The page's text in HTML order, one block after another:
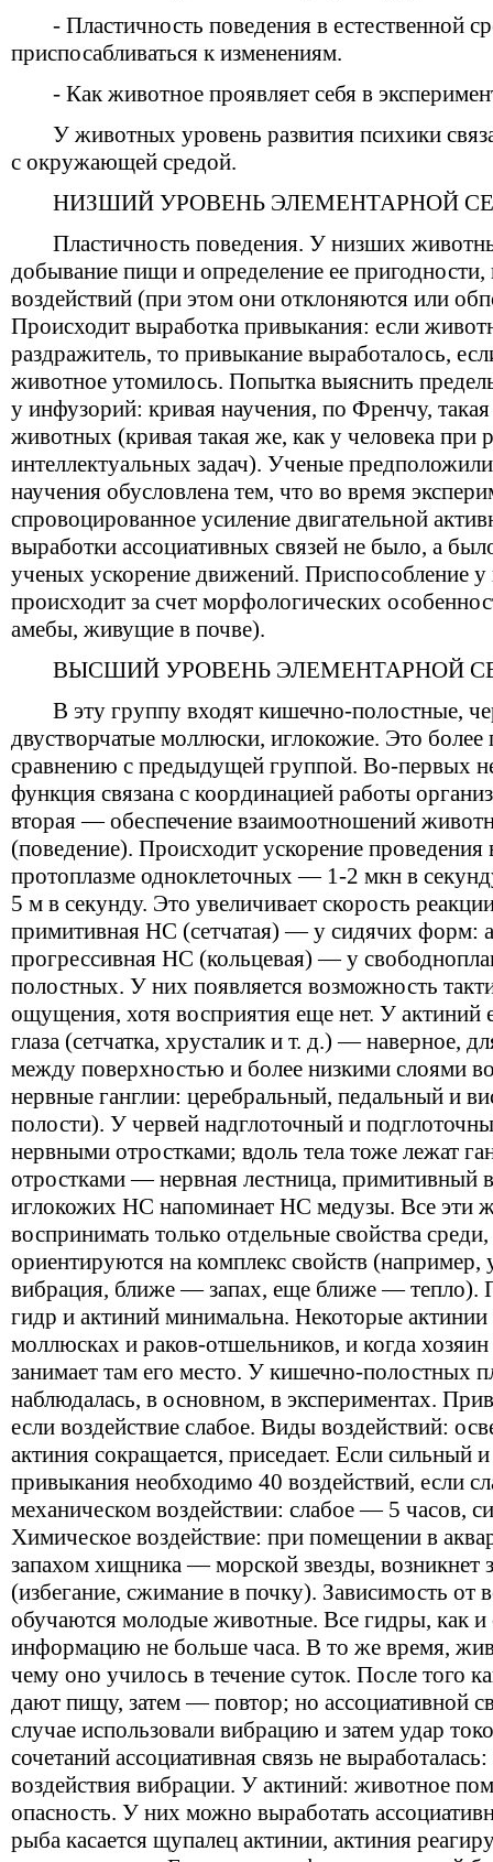
- Пластичность поведения в естественной
приспосабливаться к изменениям.
- Как животное проявляет себя в
У животных уровень развития психики
с окружающей средой.
НИЗШИЙ УРОВЕНЬ ЭЛЕМЕНТАРНОЙ
Пластичность поведения. У низших
добывание пищи и определение ее пригодности,
воздействий (при этом они отклоняются или
Происходит выработка привыкания: если
раздражитель, то привыкание выработалось,
животное утомилось. Попытка выяснить
у инфузорий: кривая научения, по Френчу,
животных (кривая такая же, как у человека при
интеллектуальных задач). Ученые
научения обусловлена тем, что во время
спровоцированное усиление двигательной
выработки ассоциативных связей не было, а
ученых ускорение движений. Приспособление
происходит за счет морфологических
амебы, живущие в почве).
ВЫСШИЙ УРОВЕНЬ ЭЛЕМЕНТАРНОЙ
В эту группу входят кишечно-полостные,
двустворчатые моллюски, иглокожие. Это
сравнению с предыдущей группой. Во-первых
функция связана с координацией работы
вторая — обеспечение взаимоотношений
(поведение). Происходит ускорение
протоплазме одноклеточных — 1-2 мкн в
5 м в секунду. Это увеличивает скорость
примитивная НС (сетчатая) — у сидячих форм:
прогрессивная НС (кольцевая) — у
полостных. У них появляется возможность
ощущения, хотя восприятия еще нет. У актиний
глаза (сетчатка, хрусталик и т. д.) — наверное,
между поверхностью и более низкими слоями
нервные ганглии: церебральный, педальный и
полости). У червей надглоточный и
нервными отростками; вдоль тела тоже лежат
отростками — нервная лестница, примитивный
иглокожих НС напоминает НС медузы. Все эти
воспринимать только отдельные свойства
ориентируются на комплекс свойств
вибрация, ближе — запах, еще ближе — тепло).
гидр и актиний минимальна. Некоторые
моллюсках и раков-отшельников, и когда
занимает там его место. У кишечно-полостных
наблюдалась, в основном, в экспериментах.
если воздействие слабое. Виды воздействий:
актиния сокращается, приседает. Если сильный и
привыкания необходимо 40 воздействий, если
механическом воздействии: слабое — 5 часов,
Химическое воздействие: при помещении в
запахом хищника — морской звезды, возникнет
(избегание, сжимание в почку). Зависимость от
обучаются молодые животные. Все гидры, как и
информацию не больше часа. В то же время,
чему оно училось в течение суток. После того
дают пищу, затем — повтор; но ассоциативной
случае использовали вибрацию и затем удар
сочетаний ассоциативная связь не
воздействия вибрации. У актиний: животное
опасность. У них можно выработать
рыба касается щупалец актинии, актиния